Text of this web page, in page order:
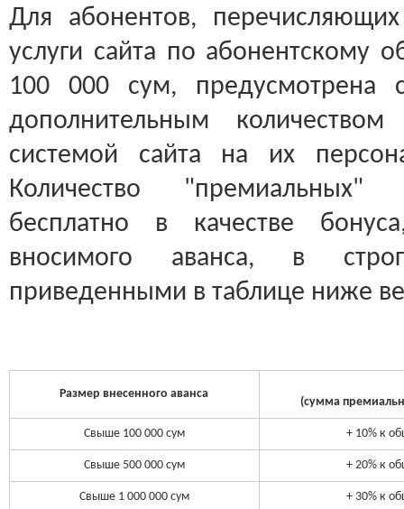
Для абонентов,
услуги сайта по абонентскому
100 000 сум, предусмотрена
дополнительным
системой сайта на их
Количество "премиальных"
бесплатно в качестве
вносимого аванса, в
приведенными в таблице ниже
Размер внесенного аванса
(сумма
Свыше 100 000 сум + 10% к
Свыше 500 000 сум + 20% к
Свыше 1 000 000 сум + 30% к